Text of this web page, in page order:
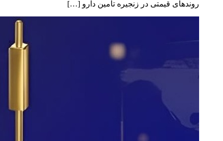
روندهای قیمتی در زنجیره تأمین دارو […]